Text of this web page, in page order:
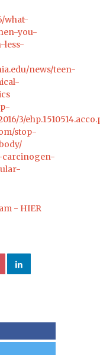
what-
you-
less-
news/teen-
3/
stop-
carcinogen-
- HIER